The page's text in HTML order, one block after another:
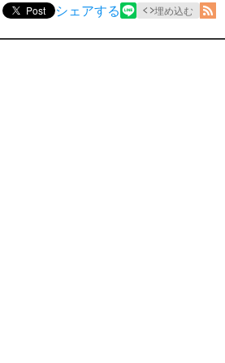
Post シェアする 埋め込む